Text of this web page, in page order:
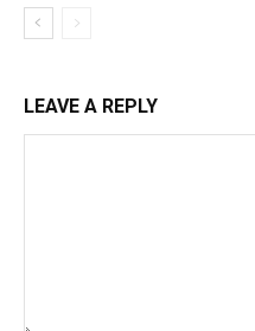
LEAVE A REPLY